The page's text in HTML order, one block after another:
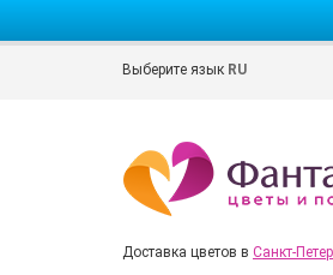
Выберите язык RU
Доставка цветов в Санкт-